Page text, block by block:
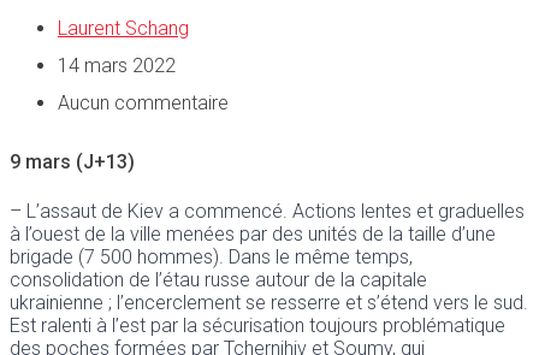
Laurent Schang
14 mars 2022
Aucun commentaire
9 mars (J+13)
– L’assaut de Kiev a commencé. Actions lentes et graduelles
à l’ouest de la ville menées par des unités de la taille d’une
brigade (7 500 hommes). Dans le même temps,
consolidation de l’étau russe autour de la capitale
ukrainienne ; l’encerclement se resserre et s’étend vers le sud.
Est ralenti à l’est par la sécurisation toujours problématique
des poches formées par Tchernihiv et Soumy, qui